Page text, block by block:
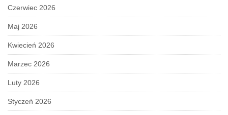
Czerwiec 2026
Maj 2026
Kwiecień 2026
Marzec 2026
Luty 2026
Styczeń 2026